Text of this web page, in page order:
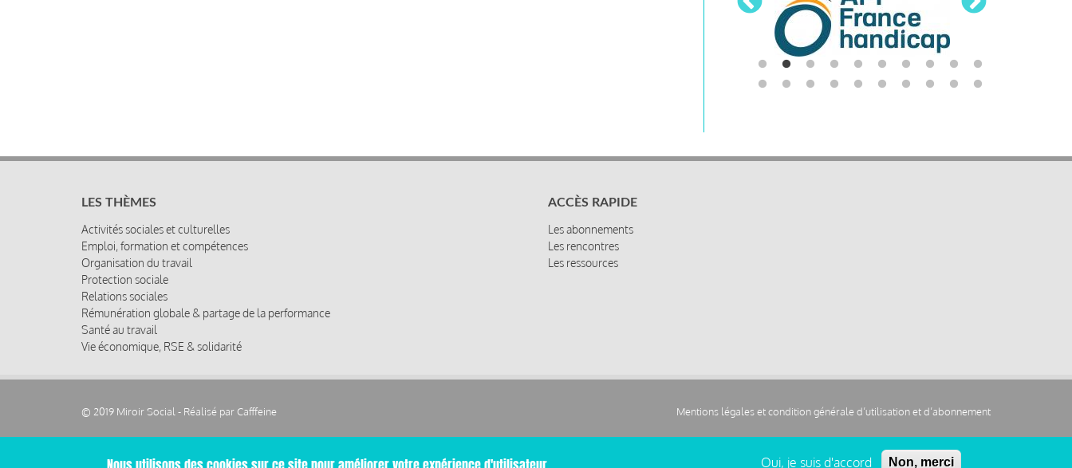
LES THÈMES
Activités sociales et culturelles
Emploi, formation et compétences
Organisation du travail
Protection sociale
Relations sociales
Rémunération globale & partage de la performance
Santé au travail
Vie économique, RSE & solidarité
ACCÈS RAPIDE
Les abonnements
Les rencontres
Les ressources
© 2019 Miroir Social - Réalisé par Cafffeine
Pied
Mentions légales et condition générale d’utilisation et d’abonnement
Oui, je suis d'accord Non, merci